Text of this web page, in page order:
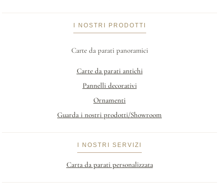
I NOSTRI PRODOTTI
Carte da parati panoramici
Carte da parati antichi
Pannelli decorativi
Ornamenti
Guarda i nostri prodotti/Showroom
I NOSTRI SERVIZI
Carta da parati personalizzata